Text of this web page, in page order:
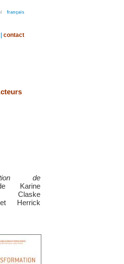
français
contact
de
Karine
Claske
Herrick